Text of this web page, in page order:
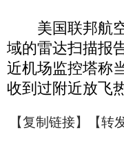
美国联邦航空
域的雷达扫描报
近机场监控塔称
收到过附近放飞
【复制链接】【转